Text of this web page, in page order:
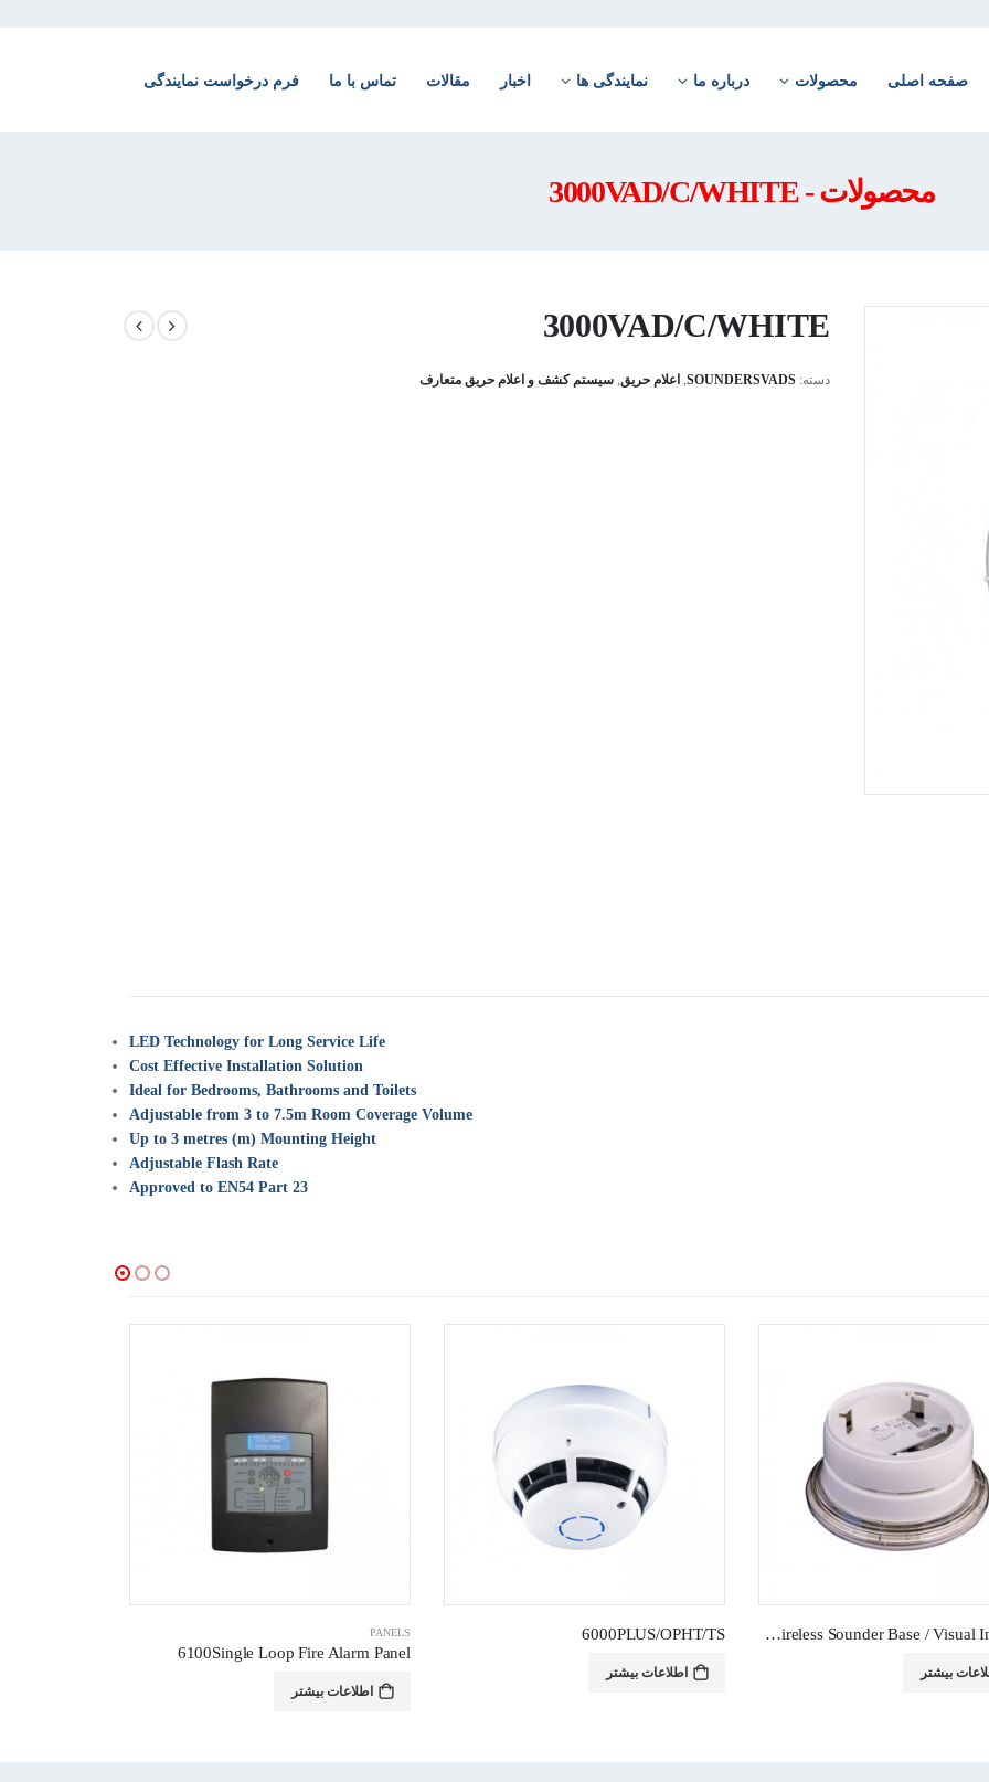
صفحه اصلی محصولات درباره ما نمایندگی ها اخبار مقالات تماس با ما فرم درخواست نمایندگی
محصولات - 3000VAD/C/WHITE
3000VAD/C/WHITE
دسته: SOUNDERSVADS
, اعلام حریق, سیستم کشف و اعلام حریق متعارف
LED Technology for Long Service Life
Cost Effective Installation Solution
Ideal for Bedrooms, Bathrooms and Toilets
Adjustable from 3 to 7.5m Room Coverage Volume
Up to 3 metres (m) Mounting Height
Adjustable Flash Rate
Approved to EN54 Part 23
پذیر دیجیتال هوشمند,سیستم آدرس پذیر دیجیتال هوشمند,سیستم آدرس پذیر دیجیتال هوشمند WLS/SBVID – Wireless Sounder Base / Visual Indicator
بیشتر
6000PLUS/OPHT/TS
اطلاعات بیشتر
PANELS
6100Single Loop Fire Alarm Panel
اطلاعات بیشتر